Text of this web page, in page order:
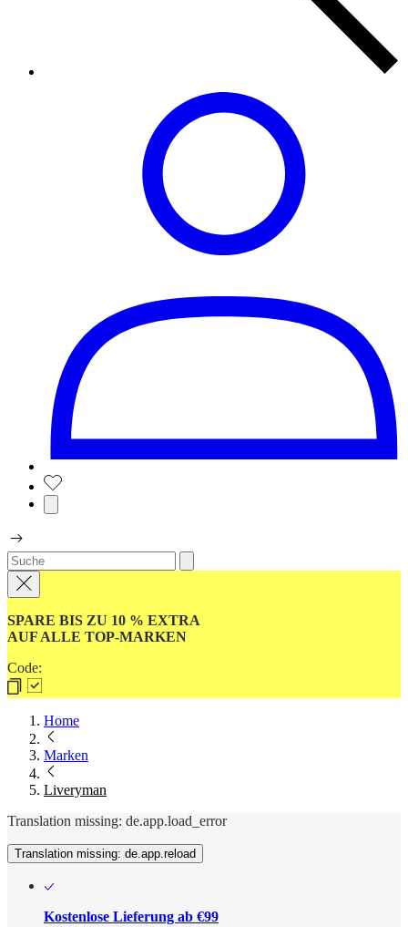
SPARE BIS ZU 10 % EXTRA
AUF ALLE TOP-MARKEN
Code:
Home
Marken
Liveryman
Translation missing: de.app.load_error
Translation missing: de.app.reload
Kostenlose Lieferung ab €99